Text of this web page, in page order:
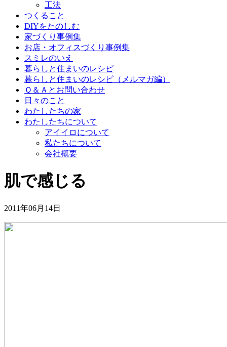
工法
つくること
DIYをたのしむ
家づくり事例集
お店・オフィスづくり事例集
スミレのいえ
暮らしと住まいのレシピ
暮らしと住まいのレシピ（メルマガ編）
Ｑ＆Ａとお問い合わせ
日々のこと
わたしたちの家
わたしたちについて
アイイロについて
私たちについて
会社概要
肌で感じる
2011年06月14日